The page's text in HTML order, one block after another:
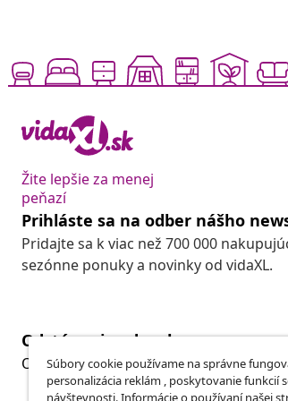
Žite lepšie za menej
peňazí
Prihláste sa na odber nášho
Pridajte sa k viac než 700 000
sezónne ponuky a novinky od vidaXL.
Odstúpenie od zmluvy
Odošlite žiadosť o odstúpenie od vašej
Súbory cookie používame na správne
personalizácia reklám , poskytovanie funkcií
návštevnosti. Informácie o používaní našej